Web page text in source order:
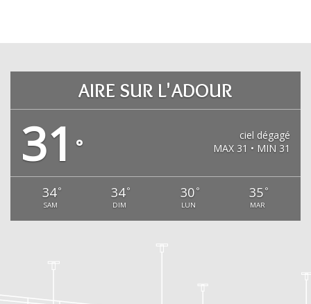
AIRE SUR L'ADOUR
31 °
ciel dégagé
MAX 31 • MIN 31
34 °
SAM
34°
DIM
30 °
LUN
35 °
MAR